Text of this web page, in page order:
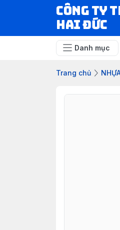
CÔNG TY
HAI ĐỨC
Danh mục
Trang chủ